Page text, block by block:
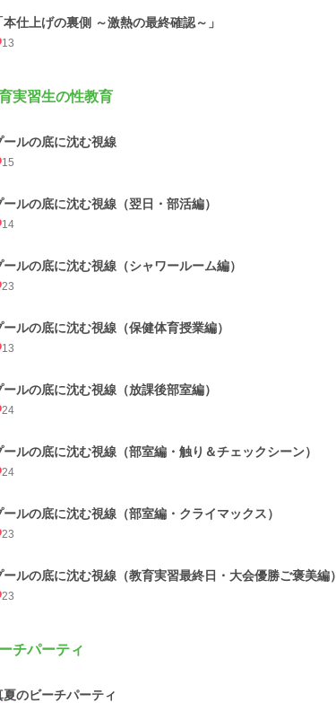
本仕上げの裏側 ～激熱の最終確認～」
13
実習生の性教育
ールの底に沈む視線
15
ールの底に沈む視線（翌日・部活編）
14
ールの底に沈む視線（シャワールーム編）
23
ールの底に沈む視線（保健体育授業編）
13
ールの底に沈む視線（放課後部室編）
24
ールの底に沈む視線（部室編・触り＆チェックシーン）
24
ールの底に沈む視線（部室編・クライマックス）
23
ールの底に沈む視線（教育実習最終日・大会優勝ご褒美編）
23
チパーティ
夏のビーチパーティ